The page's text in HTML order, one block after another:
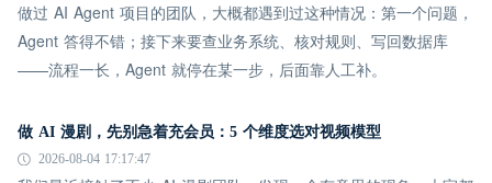
做过 AI Agent 项目的团队，大概都遇到过这种情况：第一个问题，
Agent 答得不错；接下来要查业务系统、核对规则、写回数据库
——流程一长，Agent 就停在某一步，后面靠人工补。
做 AI 漫剧，先别急着充会员：5 个维度选对视频模型
2026-08-04 17:17:47